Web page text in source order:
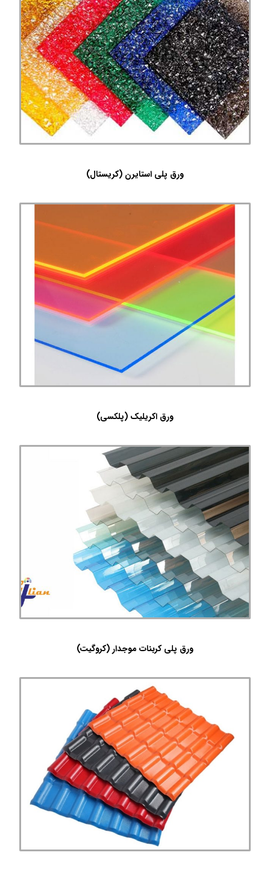
ورق پلی استایرن (کریستال)
ورق اکریلیک (پلکسی)
ورق پلی کربنات موجدار (کروگیت)